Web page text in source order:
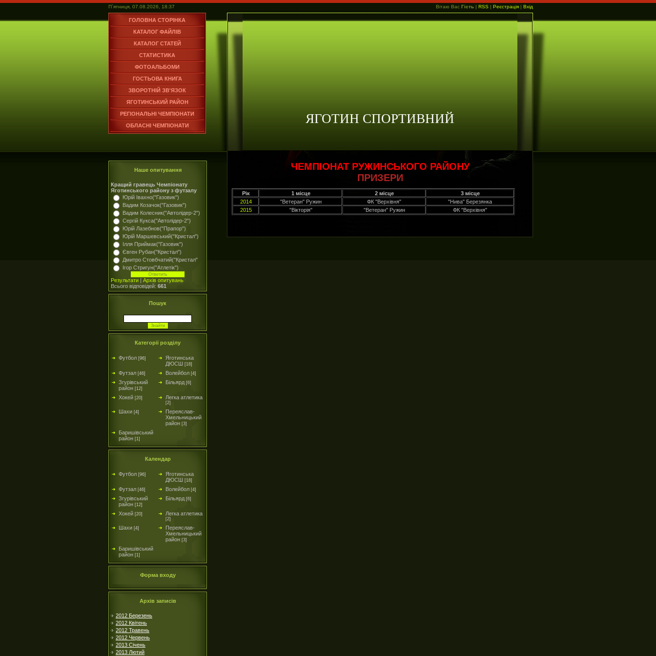
П`ятниця, 07.08.2026, 18:37 Вітаю Вас Гість | RSS | Реєстрація | Вхід
ГОЛОВНА СТОРІНКА
КАТАЛОГ ФАЙЛІВ
КАТАЛОГ СТАТЕЙ
СТАТИСТИКА
ФОТОАЛЬБОМИ
ГОСТЬОВА КНИГА
ЗВОРОТНІЙ ЗВ'ЯЗОК
ЯГОТИНСЬКИЙ РАЙОН
РЕГІОНАЛЬНІ ЧЕМПІОНАТИ
ОБЛАСНІ ЧЕМПІОНАТИ
ЯГОТИН СПОРТИВНИЙ
Наше опитування
Кращий гравець Чемпіонату
Яготинського району з футзалу
Юрій Івахно("Газовик")
Вадим Козачок("Газовик")
Вадим Колесник("Автолідер-2")
Сергій Кукса("Автолідер-2")
Юрій Лазебнов("Прапор")
Юрій Маршевський("Кристал")
Ілля Приймак("Газовик")
Євген Рубан("Кристал")
Дмитро Стовбчатий("Кристал"
Ігор Стригун("Атлетік")
Результати | Архів опитувань
Всього відповідей: 661
Пошук
Категорії розділу
Футбол [96]
Яготинська
ДЮСШ [18]
Футзал [46] Волейбол [4]
Згурівський
район [12]
Більярд [6]
Хокей [20] Легка атлетика
[2]
Шахи [4]
Переяслав-
Хмельницький
район [3]
Баришівський
район [1]
Календар
Футбол [96]
Яготинська
ДЮСШ [18]
Футзал [46] Волейбол [4]
Згурівський
район [12]
Більярд [6]
Хокей [20] Легка атлетика
[2]
Шахи [4]
Переяслав-
Хмельницький
район [3]
Баришівський
район [1]
Форма входу
Архів записів
2012 Березень
2012 Квітень
2012 Травень
2012 Червень
2013 Січень
2013 Лютий
ЧЕМПІОНАТ РУЖИНСЬКОГО РАЙОНУ
ПРИЗЕРИ
Рік 1 місце 2 місце
3 місце
2014
"Ветеран" Ружин ФК "Верхівня"
"Нива" Березянка
2015
"Вікторія" "Ветеран" Ружин ФК "Верхівня"